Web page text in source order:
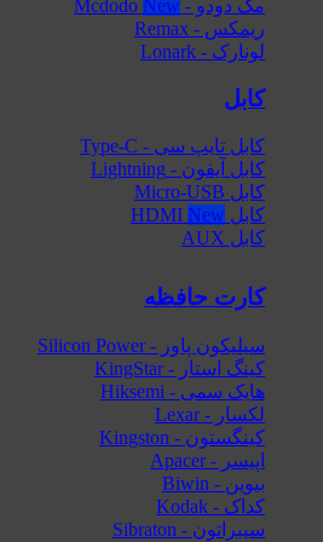
مک دودو - Mcdodo
ریمکس - Remax
لونارک - Lonark
کابل
کابل تایپ سی - Type-C
کابل آیفون - Lightning
کابل Micro-USB
کابل HDMI
کابل AUX
کارت حافظه
سیلیکون پاور - Silicon Power
کینگ استار - KingStar
هایک‌ سمی - Hiksemi
لکسار - Lexar
کینگستون - Kingston
اپیسر - Apacer
بیوین - Biwin
کداک - Kodak
سیبراتون - Sibraton